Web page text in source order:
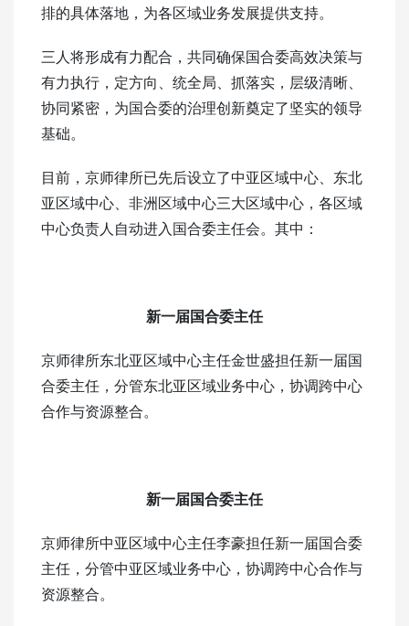
排的具体落地，为各区域业务发展提供支持。
三人将形成有力配合，共同确保国合委高效决策与
有力执行，定方向、统全局、抓落实，层级清晰、
协同紧密，为国合委的治理创新奠定了坚实的领导
基础。
目前，京师律所已先后设立了中亚区域中心、东北
亚区域中心、非洲区域中心三大区域中心，各区域
中心负责人自动进入国合委主任会。其中：
新一届国合委主任
京师律所东北亚区域中心主任金世盛担任新一届国
合委主任，分管东北亚区域业务中心，协调跨中心
合作与资源整合。
新一届国合委主任
京师律所中亚区域中心主任李豪担任新一届国合委
主任，分管中亚区域业务中心，协调跨中心合作与
资源整合。